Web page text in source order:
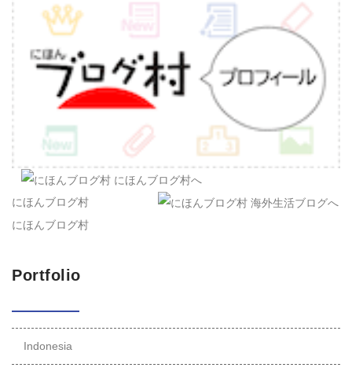
にほんブログ村
にほんブログ村
Portfolio
Indonesia